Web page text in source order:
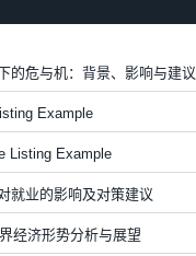
的危与机：背景、影响与建议
Example
Listing Example
就业的影响及对策建议
经济形势分析与展望